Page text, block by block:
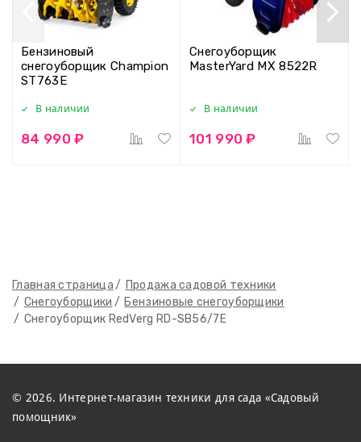
Главная страница
Продажа садовой техники
Снегоуборщики
Бензиновые снегоуборщики
Снегоуборщик RedVerg RD-SB56/7E
Бензиновый
снегоуборщик Champion
ST763E
В наличии
84 990 ₽
Снегоуборщик
MasterYard MX 8522R
В наличии
101 990 ₽
© 2026. Интернет-магазин техники для сада «Садовый
помощник»